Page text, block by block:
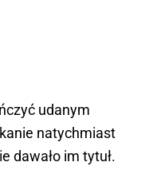
udanym
natychmiast
dawało im tytuł.